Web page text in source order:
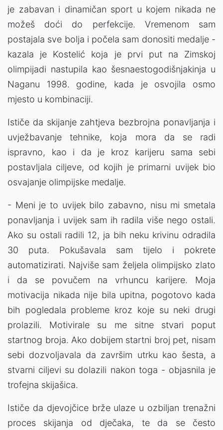
je zabavan i dinamičan sport u kojem nikada ne
možeš doći do perfekcije. Vremenom sam
postajala sve bolja i počela sam donositi medalje -
kazala je Kostelić koja je prvi put na Zimskoj
olimpijadi nastupila kao šesnaestogodišnjakinja u
Naganu 1998. godine, kada je osvojila osmo
mjesto u kombinaciji.
Ističe da skijanje zahtjeva bezbrojna ponavljanja i
uvježbavanje tehnike, koja mora da se radi
ispravno, kao i da je kroz karijeru sama sebi
postavljala ciljeve, od kojih je primarni uvijek bio
osvajanje olimpijske medalje.
- Meni je to uvijek bilo zabavno, nisu mi smetala
ponavljanja i uvijek sam ih radila više nego ostali.
Ako su ostali radili 12, ja bih neku krivinu odradila
30 puta. Pokušavala sam tijelo i pokrete
automatizirati. Najviše sam željela olimpijsko zlato
i da se povučem na vrhuncu karijere. Moja
motivacija nikada nije bila upitna, pogotovo kada
bih pogledala probleme kroz koje su neki drugi
prolazili. Motivirale su me sitne stvari poput
startnog broja. Ako dobijem startni broj pet, nisam
sebi dozvoljavala da završim utrku kao šesta, a
stvarni ciljevi su dolazili nakon toga - objasnila je
trofejna skijašica.
Ističe da djevojčice brže ulaze u ozbiljan trenažni
proces skijanja od dječaka, te da se često